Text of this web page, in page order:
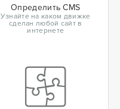
Определить CMS
Узнайте на каком движке
сделан любой сайт в
интернете